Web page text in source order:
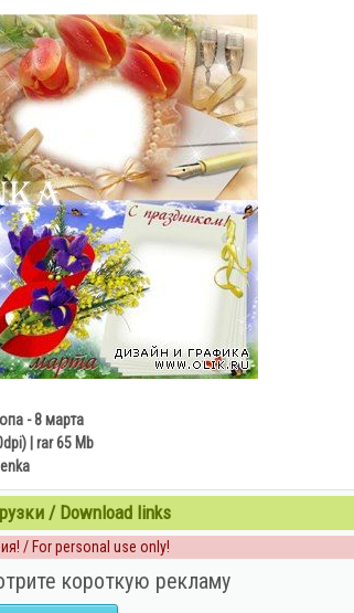
- 8 марта
| rar 65 Mb
/ Download links
/ For personal use only!
короткую рекламу